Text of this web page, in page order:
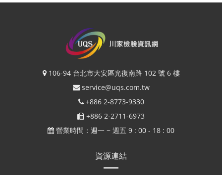
106-94 台北市大安區光復南路 102 號 6 樓
service@uqs.com.tw
+886 2-8773-9330
+886 2-2711-6973
營業時間：週一 ~ 週五 9 : 00 - 18 : 00
資源連結